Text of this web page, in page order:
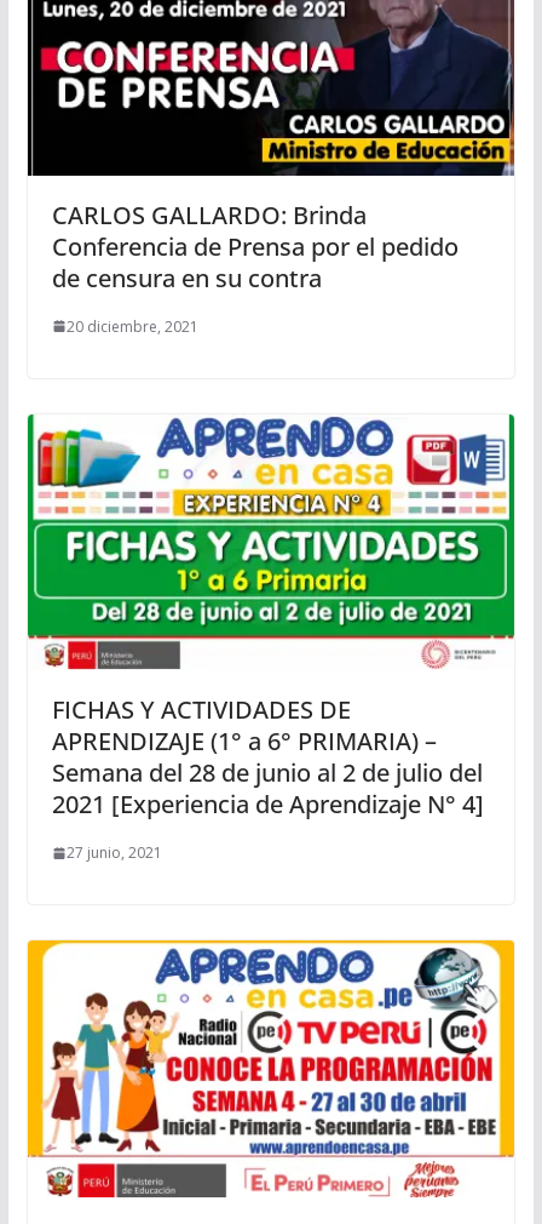
CARLOS GALLARDO: Brinda
Conferencia de Prensa por el pedido
de censura en su contra
20 diciembre, 2021
FICHAS Y ACTIVIDADES DE
APRENDIZAJE (1° a 6° PRIMARIA) –
Semana del 28 de junio al 2 de julio del
2021 [Experiencia de Aprendizaje N° 4]
27 junio, 2021